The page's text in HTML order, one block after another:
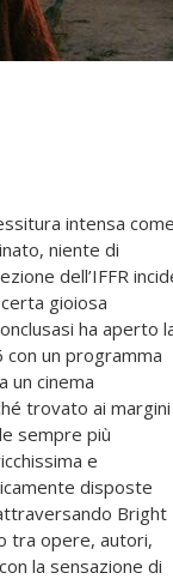
intensa come
niente di
dell’IFFR
gioiosa
ha aperto
un programma
un cinema
trovato ai margini
sempre più
e
disposte
Bright
tra opere, autori,
la sensazione di